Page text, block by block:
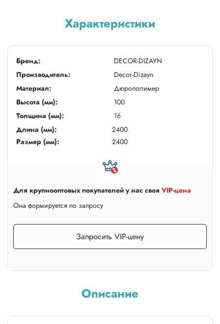
Характеристики
Бренд:
DECOR-DIZAYN
Производитель:
Decor-Dizayn
Материал:
Дюрополимер
Высота (мм):
100
Толщина (мм):
16
Длина (мм):
2400
Размер (мм):
2400
Для крупнооптовых покупателей у нас своя VIP-цена
Она формируется по запросу
Запросить VIP-цену
Описание